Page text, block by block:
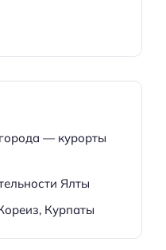
— курорты
Ялты
Курпаты